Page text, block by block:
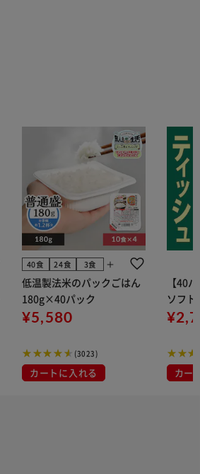
40食 24食 3食 add
低温製法米のパックごはん
180g×40パック
¥5,580
(3023)
カートに入れる
【40
ソフ
組) 5
カー